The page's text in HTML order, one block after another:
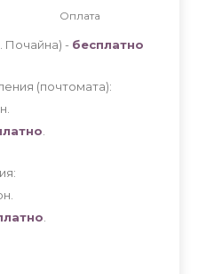
Оплата
Почайна) - бесплатно
(почтомата):